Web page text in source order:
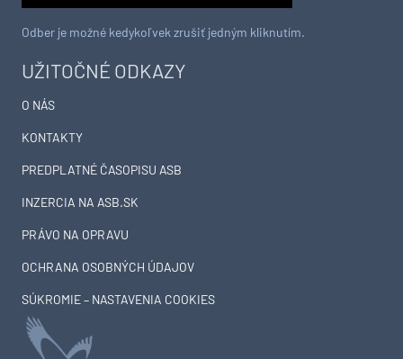
UŽITOČNÉ ODKAZY
O NÁS
KONTAKTY
PREDPLATNÉ ČASOPISU ASB
INZERCIA NA ASB.SK
PRÁVO NA OPRAVU
OCHRANA OSOBNÝCH ÚDAJOV
SÚKROMIE – NASTAVENIA COOKIES
Odber je možné kedykoľvek zrušiť jedným kliknutím.